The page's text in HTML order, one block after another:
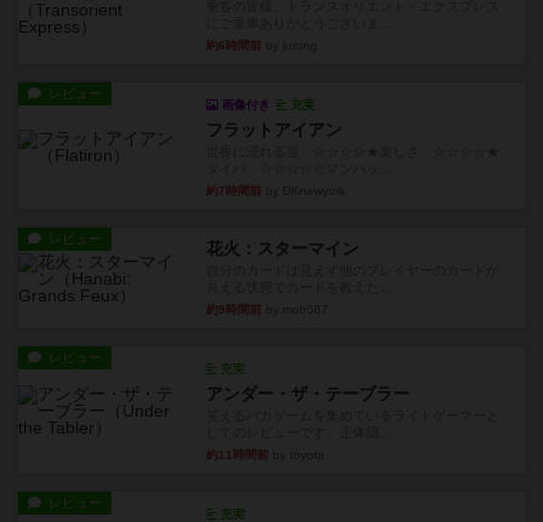
約6時間前
レビュー
画像付き 充実
フラットアイアン
約7時間前
レビュー 花火：スターマイン
約9時間前
レビュー
充実
アンダー・ザ・テーブラー
約11時間前
レビュー
充実